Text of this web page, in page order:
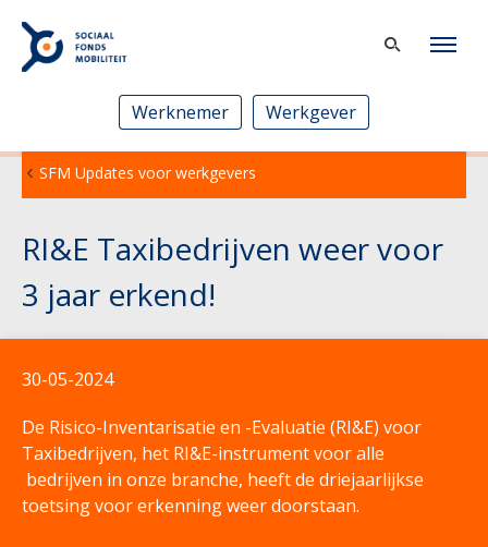
Werknemer Werkgever
SFM Updates voor werkgevers
RI&E Taxibedrijven weer voor
3 jaar erkend!
30-05-2024
De Risico-Inventarisatie en -Evaluatie (RI&E) voor
Taxibedrijven, het RI&E-instrument voor alle
bedrijven in onze branche, heeft de driejaarlijkse
toetsing voor erkenning weer doorstaan.